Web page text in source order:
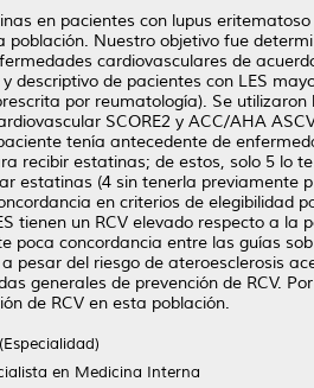
en pacientes con lupus
población. Nuestro objetivo fue
cardiovasculares de
descriptivo de pacientes con LES
por reumatología). Se
SCORE2 y ACC/AHA
tenía antecedente de
recibir estatinas; de estos, solo 5 lo
estatinas (4 sin tenerla previamente
en criterios de elegibilidad
tienen un RCV elevado respecto a
poca concordancia entre las guías
pesar del riesgo de ateroesclerosis
generales de prevención de RCV.
de RCV en esta población.
en Medicina Interna